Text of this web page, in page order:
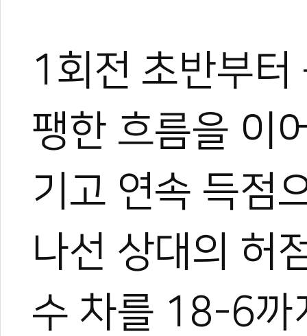
1회전 초반부터
팽한 흐름을 이
기고 연속 득점
나선 상대의 허
수 차를 18-6까